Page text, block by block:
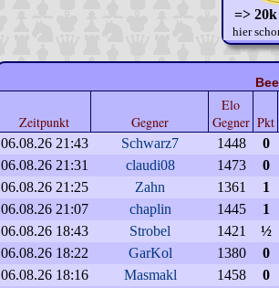
=>
hier
Zeitpunkt Gegner
Elo
Gegner Pkt
06.08.26 21:43 Schwarz7 1448
0
06.08.26 21:31
claudi08 1473
0
06.08.26 21:25
Zahn 1361
1
06.08.26 21:07
chaplin 1445
1
06.08.26 18:43
Strobel 1421
½
06.08.26 18:22
GarKol 1380
0
06.08.26 18:16
Masmakl 1458
0